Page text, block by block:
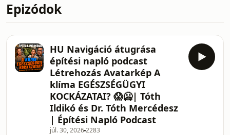
Epizódok
HU Navigáció átugrása
építési napló podcast
Létrehozás Avatarkép A
klíma EGÉSZSÉGÜGYI
KOCKÁZATAI? 😱🥶| Tóth
Ildikó és Dr. Tóth Mercédesz
| Építési Napló Podcast
júl. 30, 20262283